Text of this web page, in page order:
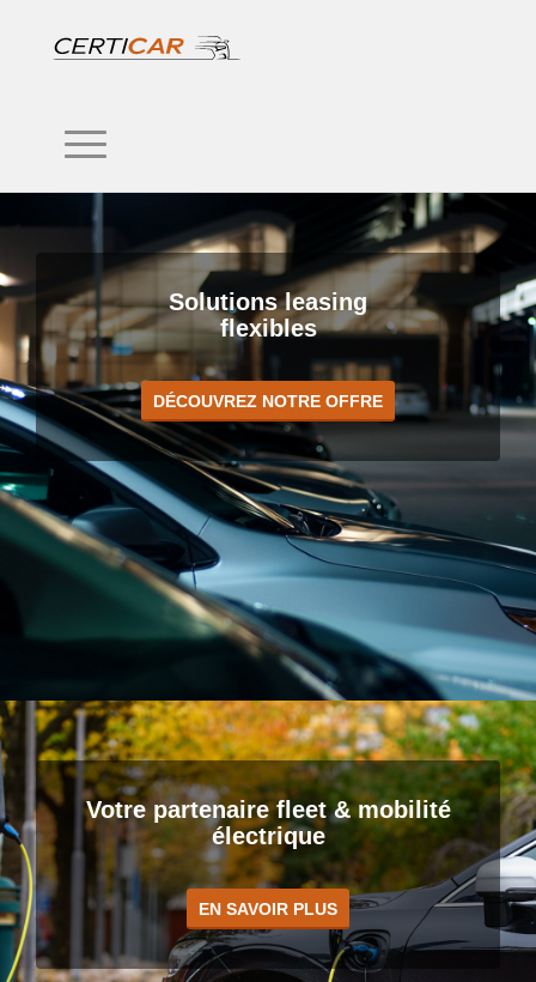
Solutions leasing
flexibles
DÉCOUVREZ NOTRE OFFRE
Votre partenaire fleet & mobilité
électrique
EN SAVOIR PLUS